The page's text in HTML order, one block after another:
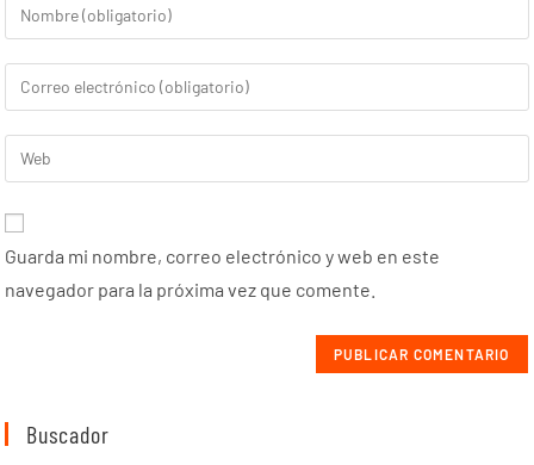
Guarda mi nombre, correo electrónico y web en este
navegador para la próxima vez que comente.
Buscador